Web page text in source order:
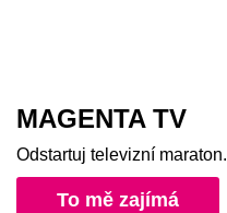
MAGENTA TV
Odstartuj televizní maraton.
To mě zajímá